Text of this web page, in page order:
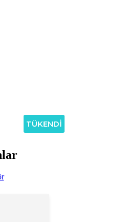
TÜKENDİ